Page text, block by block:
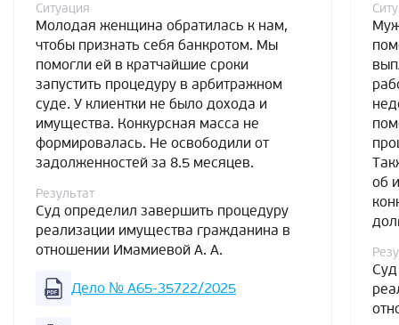
Ситуация
Молодая женщина обратилась к нам,
чтобы признать себя банкротом. Мы
помогли ей в кратчайшие сроки
запустить процедуру в арбитражном
суде. У клиентки не было дохода и
имущества. Конкурсная масса не
формировалась. Не освободили от
задолженностей за 8.5 месяцев.
Результат
Суд определил завершить процедуру
реализации имущества гражданина в
отношении Имамиевой А. А.
Дело № А65-35722/2025
об